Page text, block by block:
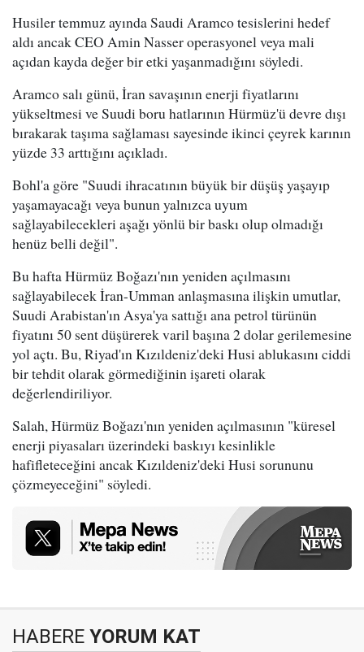
Husiler temmuz ayında Saudi Aramco tesislerini hedef
aldı ancak CEO Amin Nasser operasyonel veya mali
açıdan kayda değer bir etki yaşanmadığını söyledi.
Aramco salı günü, İran savaşının enerji fiyatlarını
yükseltmesi ve Suudi boru hatlarının Hürmüz'ü devre dışı
bırakarak taşıma sağlaması sayesinde ikinci çeyrek karının
yüzde 33 arttığını açıkladı.
Bohl'a göre "Suudi ihracatının büyük bir düşüş yaşayıp
yaşamayacağı veya bunun yalnızca uyum
sağlayabilecekleri aşağı yönlü bir baskı olup olmadığı
henüz belli değil".
Bu hafta Hürmüz Boğazı'nın yeniden açılmasını
sağlayabilecek İran-Umman anlaşmasına ilişkin umutlar,
Suudi Arabistan'ın Asya'ya sattığı ana petrol türünün
fiyatını 50 sent düşürerek varil başına 2 dolar gerilemesine
yol açtı. Bu, Riyad'ın Kızıldeniz'deki Husi ablukasını ciddi
bir tehdit olarak görmediğinin işareti olarak
değerlendiriliyor.
Salah, Hürmüz Boğazı'nın yeniden açılmasının "küresel
enerji piyasaları üzerindeki baskıyı kesinlikle
hafifleteceğini ancak Kızıldeniz'deki Husi sorununu
çözmeyeceğini" söyledi.
HABERE YORUM KAT